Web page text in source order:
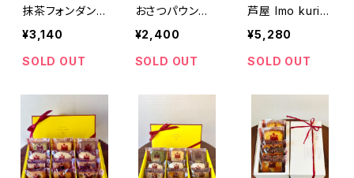
抹茶フォンダン
ショコラ 8個
入 保存料香料
不使用
¥3,140
SOLD OUT
おさつパウン
ド 1本 保存
料香料不使用
¥2,400
SOLD OUT
芦屋 Imo kuri
Nankin プレミ
アム 7種15個セ
ット 保存料香料
¥5,280
SOLD OUT